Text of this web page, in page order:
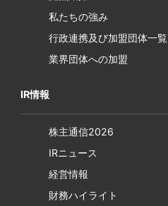
私たちの強み
行政連携及び加盟団体一覧
業界団体への加盟
IR情報
株主通信2026
IRニュース
経営情報
財務ハイライト